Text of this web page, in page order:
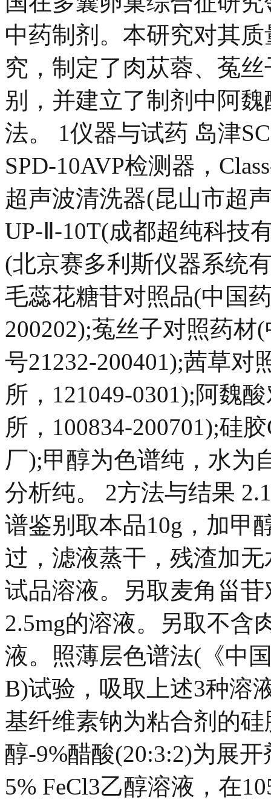
中药制剂。本研究对其
究，制定了肉苁蓉、菟
别，并建立了制剂中阿
法。 1仪器与试药 岛津
SPD-10AVP检测器，
超声波清洗器(昆山市超
UP-Ⅱ-10T(成都超纯科技
(北京赛多利斯仪器系统
毛蕊花糖苷对照品(中国
200202);菟丝子对照药
号21232-200401);茜草
所，121049-0301);阿魏
所，100834-200701);硅
厂);甲醇为色谱纯，水为
分析纯。 2方法与结果
谱鉴别取本品10g，加甲
过，滤液蒸干，残渣加
试品溶液。另取麦角甾
2.5mg的溶液。另取不含
液。照薄层色谱法(《中
B)试验，吸取上述3种溶
基纤维素钠为粘合剂的
醇-9%醋酸(20:3:2)为展
5% FeCl3乙醇溶液，在